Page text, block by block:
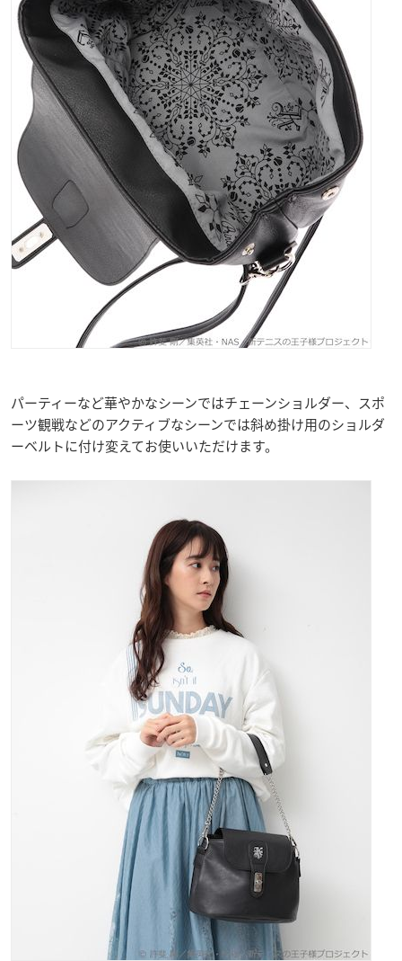
パーティーなど華やかなシーンではチェーンショルダー、スポ
ーツ観戦などのアクティブなシーンでは斜め掛け用のショルダ
ーベルトに付け変えてお使いいただけます。